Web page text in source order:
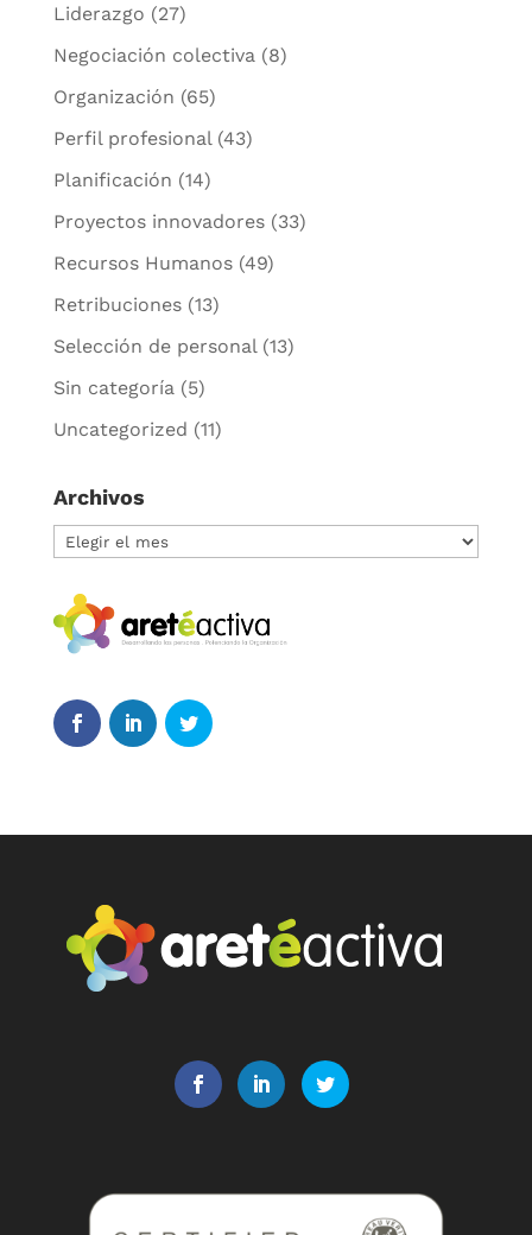
Liderazgo (27)
Negociación colectiva(8)
Organización (65)
Perfil profesional(43)
Planificación (14)
Proyectos innovadores(33)
Recursos Humanos(49)
Retribuciones(13)
Selección de personal(13)
Sin categoría(5)
Uncategorized (11)
Archivos
Archivos